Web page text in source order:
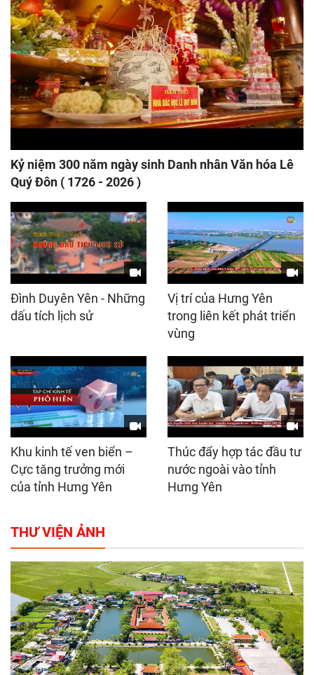
Kỷ niệm 300 năm ngày sinh Danh nhân Văn hóa Lê
Quý Đôn ( 1726 - 2026 )
Đình Duyên Yên - Những
dấu tích lịch sử
Vị trí của Hưng Yên
trong liên kết phát triển
vùng
Khu kinh tế ven biển –
Cực tăng trưởng mới
của tỉnh Hưng Yên
Thúc đẩy hợp tác đầu tư
nước ngoài vào tỉnh
Hưng Yên
THƯ VIỆN ẢNH